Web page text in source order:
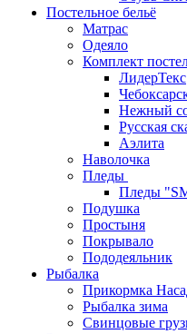
Постельное бельё
Матрас
Одеяло
Комплект
ЛидерТекс
Нежный
Русская
Аэлита
Наволочка
Пледы
Пледы
Подушка
Простыня
Покрывало
Пододеяльник
Рыбалка
Прикормка
Рыбалка зима
Свинцовые